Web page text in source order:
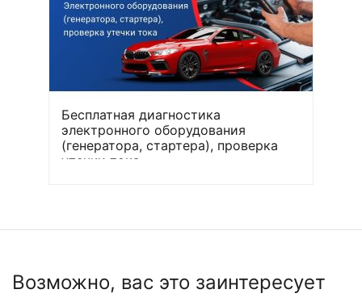
Бесплатная диагностика
электронного оборудования
(генератора, стартера), проверка
утечки тока
Возможно, вас это заинтересует